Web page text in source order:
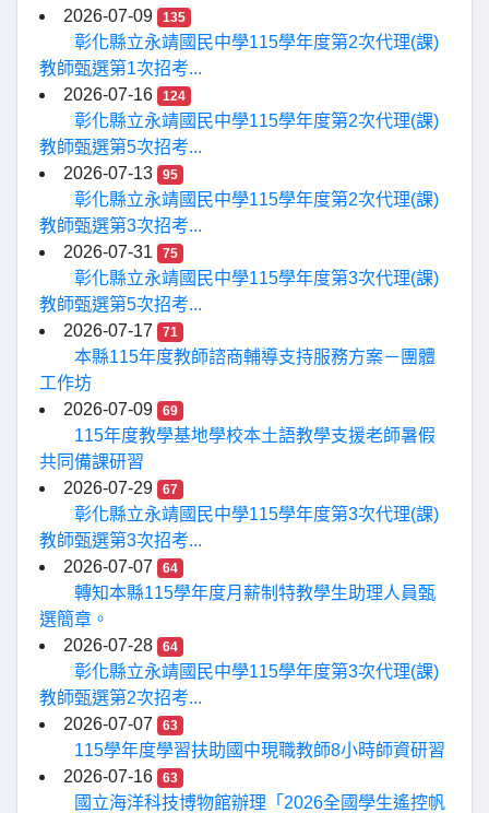
2026-07-09
135
彰化縣立永靖國民中學115學年度第2次代理(課)
教師甄選第1次招考...
2026-07-16
124
彰化縣立永靖國民中學115學年度第2次代理(課)
教師甄選第5次招考...
2026-07-13
95
彰化縣立永靖國民中學115學年度第2次代理(課)
教師甄選第3次招考...
2026-07-31
75
彰化縣立永靖國民中學115學年度第3次代理(課)
教師甄選第5次招考...
2026-07-17
71
本縣115年度教師諮商輔導支持服務方案－團體
工作坊
2026-07-09
69
115年度教學基地學校本土語教學支援老師暑假
共同備課研習
2026-07-29
67
彰化縣立永靖國民中學115學年度第3次代理(課)
教師甄選第3次招考...
2026-07-07
64
轉知本縣115學年度月薪制特教學生助理人員甄
選簡章。
2026-07-28
64
彰化縣立永靖國民中學115學年度第3次代理(課)
教師甄選第2次招考...
2026-07-07
63
115學年度學習扶助國中現職教師8小時師資研習
2026-07-16
63
國立海洋科技博物館辦理「2026全國學生遙控帆